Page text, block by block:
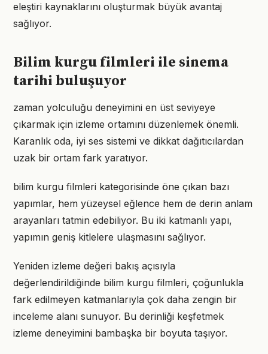
eleştiri kaynaklarını oluşturmak büyük avantaj
sağlıyor.
Bilim kurgu filmleri ile sinema
tarihi buluşuyor
zaman yolculuğu deneyimini en üst seviyeye
çıkarmak için izleme ortamını düzenlemek önemli.
Karanlık oda, iyi ses sistemi ve dikkat dağıtıcılardan
uzak bir ortam fark yaratıyor.
bilim kurgu filmleri kategorisinde öne çıkan bazı
yapımlar, hem yüzeysel eğlence hem de derin anlam
arayanları tatmin edebiliyor. Bu iki katmanlı yapı,
yapımın geniş kitlelere ulaşmasını sağlıyor.
Yeniden izleme değeri bakış açısıyla
değerlendirildiğinde bilim kurgu filmleri, çoğunlukla
fark edilmeyen katmanlarıyla çok daha zengin bir
inceleme alanı sunuyor. Bu derinliği keşfetmek
izleme deneyimini bambaşka bir boyuta taşıyor.